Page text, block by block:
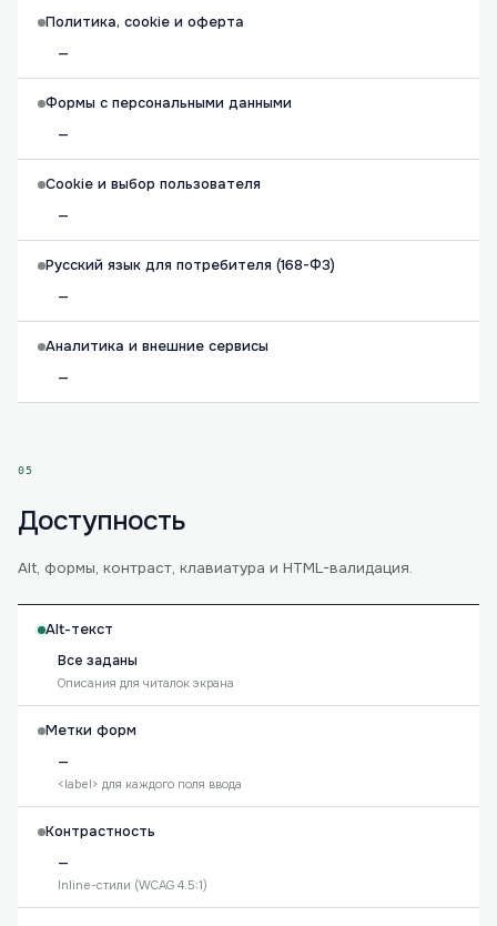
Политика, cookie и оферта
—
Формы с персональными данными
—
Cookie и выбор пользователя
—
Русский язык для потребителя (168-ФЗ)
—
Аналитика и внешние сервисы
—
05
Доступность
Alt, формы, контраст, клавиатура и HTML-валидация.
Alt-текст
Все заданы
Описания для читалок экрана
Метки форм
—
<label> для каждого поля ввода
Контрастность
—
Inline-стили (WCAG 4.5:1)